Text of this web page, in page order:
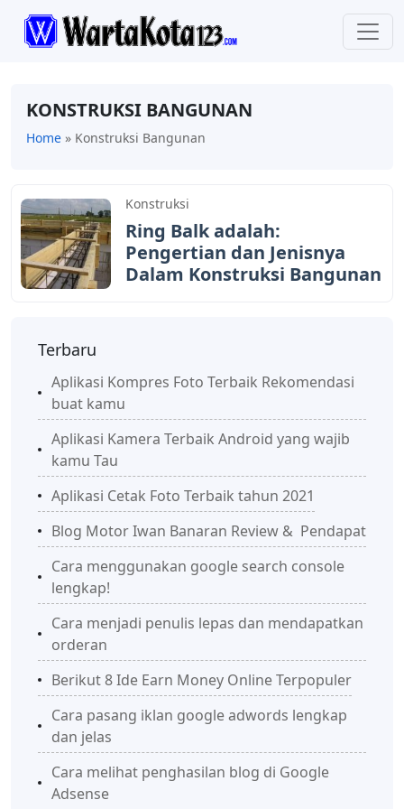
KONSTRUKSI BANGUNAN
Home » Konstruksi Bangunan
Konstruksi
Ring Balk adalah:
Pengertian dan Jenisnya
Dalam Konstruksi Bangunan
Terbaru
Aplikasi Kompres Foto Terbaik Rekomendasi
buat kamu
Aplikasi Kamera Terbaik Android yang wajib
kamu Tau
Aplikasi Cetak Foto Terbaik tahun 2021
Blog Motor Iwan Banaran Review & Pendapat
Cara menggunakan google search console
lengkap!
Cara menjadi penulis lepas dan mendapatkan
orderan
Berikut 8 Ide Earn Money Online Terpopuler
Cara pasang iklan google adwords lengkap
dan jelas
Cara melihat penghasilan blog di Google
Adsense